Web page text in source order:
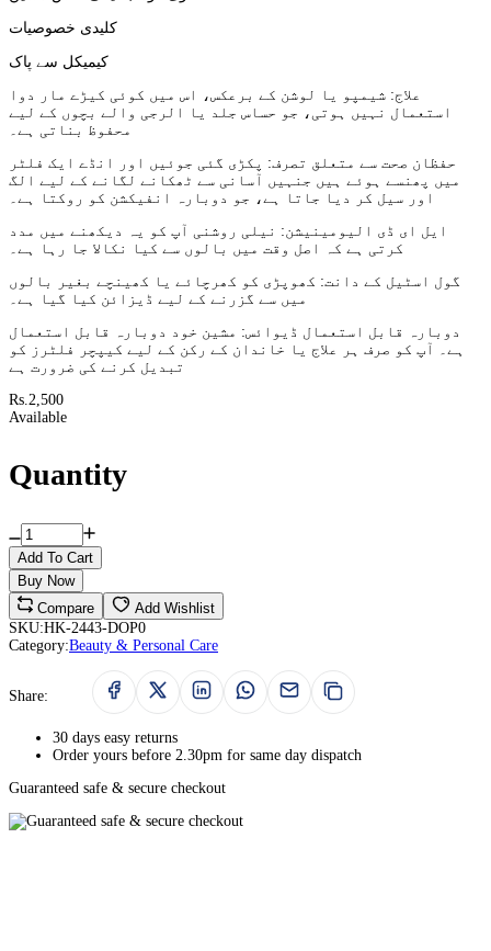
کلیدی خصوصیات
کیمیکل سے پاک
علاج: شیمپو یا لوشن کے برعکس، اس میں کوئی کیڑے مار دوا
استعمال نہیں ہوتی، جو حساس جلد یا الرجی والے بچوں کے لیے
محفوظ بناتی ہے۔
حفظان صحت سے متعلق تصرف: پکڑی گئی جوئیں اور انڈے ایک فلٹر
میں پھنسے ہوئے ہیں جنہیں آسانی سے ٹھکانے لگانے کے لیے الگ
اور سیل کر دیا جاتا ہے، جو دوبارہ انفیکشن کو روکتا ہے۔
ایل ای ڈی الیومینیشن: نیلی روشنی آپ کو یہ دیکھنے میں مدد
کرتی ہے کہ اصل وقت میں بالوں سے کیا نکالا جا رہا ہے۔
گول اسٹیل کے دانت: کھوپڑی کو کھرچائے یا کھینچے بغیر بالوں
میں سے گزرنے کے لیے ڈیزائن کیا گیا ہے۔
دوبارہ قابل استعمال ڈیوائس: مشین خود دوبارہ قابل استعمال
ہے۔ آپ کو صرف ہر علاج یا خاندان کے رکن کے لیے کیپچر فلٹرز کو
تبدیل کرنے کی ضرورت ہے
Rs.2,500
Available
Quantity
Add To Cart
Buy Now
Compare
Add Wishlist
SKU:HK-2443-DOP0
Category:Beauty & Personal Care
Share:
30 days easy returns
Order yours before 2.30pm for same day dispatch
Guaranteed safe & secure checkout